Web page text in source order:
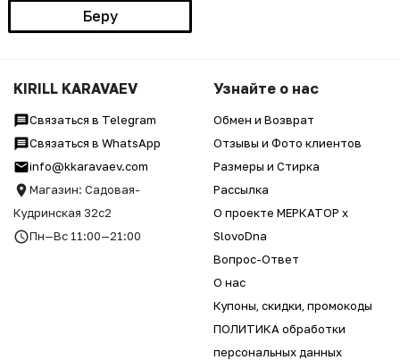
Беру
KIRILL KARAVAEV
Связаться в Telegram
Связаться в WhatsApp
info@kkaravaev.com
Магазин: Садовая-
Кудринская 32с2
Пн—Вс 11:00—21:00
Узнайте о нас
Обмен и Возврат
Отзывы и Фото клиентов
Размеры и Стирка
Рассылка
О проекте МЕРКАТОР x
SlovoDna
Вопрос-Ответ
О нас
Купоны, скидки, промокоды
ПОЛИТИКА обработки
персональных данных